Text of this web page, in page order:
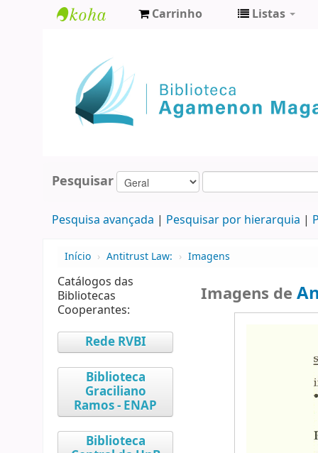
Agamenon
Magalhães
Carrinho Listas
Pesquisar
Pesquisa avançada Pesquisar por hierarquia
Início › Antitrust Law: › Imagens
Catálogos das
Bibliotecas
Cooperantes:
Rede RVBI
Biblioteca
Graciliano
Ramos - ENAP
Biblioteca
Imagens de